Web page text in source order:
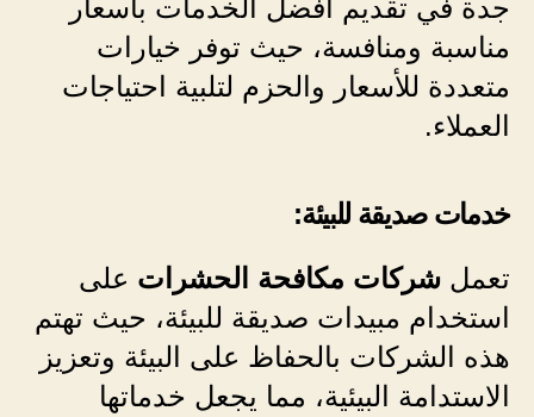
جدة في تقديم أفضل الخدمات بأسعار
مناسبة ومنافسة، حيث توفر خيارات
متعددة للأسعار والحزم لتلبية احتياجات
العملاء.
خدمات صديقة للبيئة:
تعمل شركات مكافحة الحشرات على
استخدام مبيدات صديقة للبيئة، حيث تهتم
هذه الشركات بالحفاظ على البيئة وتعزيز
الاستدامة البيئية، مما يجعل خدماتها